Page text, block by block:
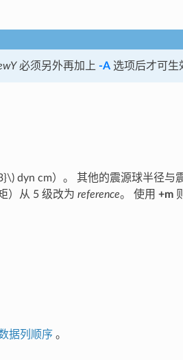
必须另外再加上 -A选项后才可生
dyn cm）。 其他的震源球半径与
）从 5 级改为 reference。 使用 +m
据列顺序 。